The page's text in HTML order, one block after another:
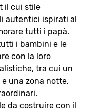
il cui stile
autentici ispirati al
tutti i papà.
i bambini e le
con la loro
tra cui un
una zona notte,
da costruire con il